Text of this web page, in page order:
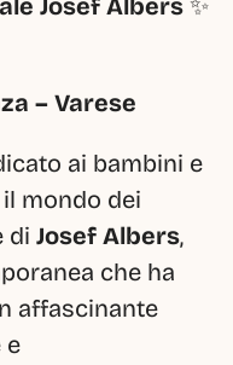
Josef Albers ✨
– Varese
ai bambini e
mondo dei
di Josef Albers,
che ha
affascinante
e